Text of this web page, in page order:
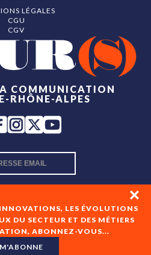
LES ÉVOLUTIONS
DU SECTEUR ET DES MÉTIERS
ABONNEZ-VOUS...
COMMUNICATION
RHÔNE-ALPES
consens à recevoir les newsletters
LÉGALES
CGU
CGV